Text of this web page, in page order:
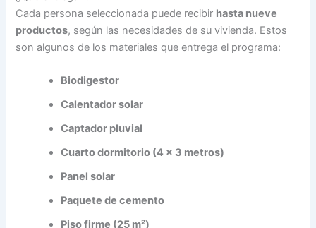
Cada persona seleccionada puede recibir hasta nueve
productos, según las necesidades de su vivienda. Estos
son algunos de los materiales que entrega el programa:
Biodigestor
Calentador solar
Captador pluvial
Cuarto dormitorio (4 x 3 metros)
Panel solar
Paquete de cemento
Piso firme (25 m²)